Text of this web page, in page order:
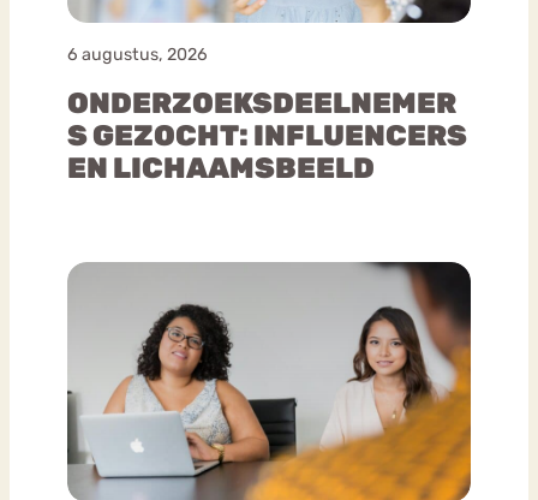
6 augustus, 2026
ONDERZOEKSDEELNEMER
S GEZOCHT: INFLUENCERS
EN LICHAAMSBEELD